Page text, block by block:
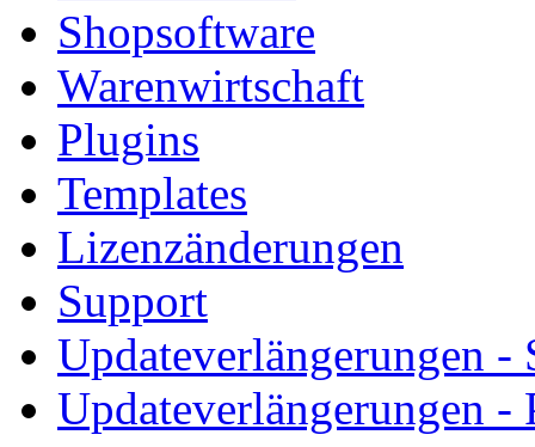
Shopsoftware
Warenwirtschaft
Plugins
Templates
Lizenzänderungen
Support
Updateverlängerungen -
Updateverlängerungen -